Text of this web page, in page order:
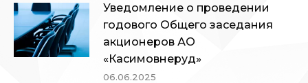
Уведомление о проведении
годового Общего заседания
акционеров АО
«Касимовнеруд»
06.06.2025